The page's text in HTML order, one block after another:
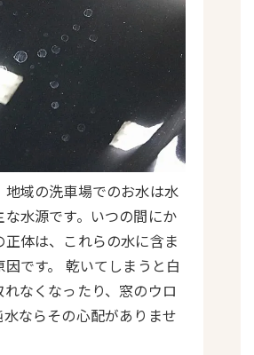
地域の洗車場でのお水は水
水源です。いつの間にか
体は、これらの水に含ま
です。 乾いてしまうと白
なくなったり、窓のウロ
ならその心配がありませ